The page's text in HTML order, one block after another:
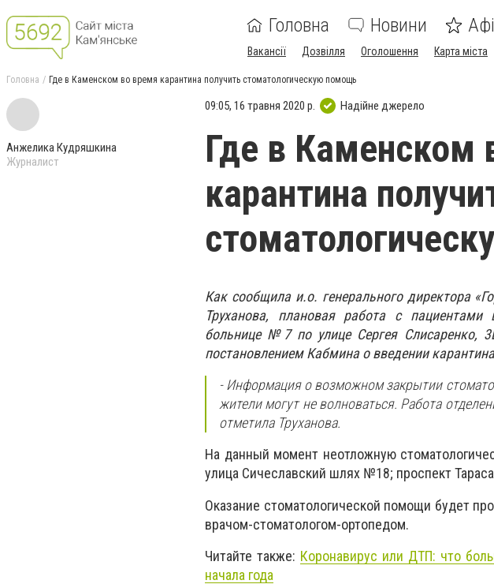
Головна Новини
Вакансії Дозвілля Оголошення Карта міста
Головна Где в Каменском во время карантина получить стоматологическую помощь
Анжелика Кудряшкина
Журналист
09:05, 16 травня 2020 р. Надійне джерело
Где в Каменском
карантина
Как сообщила и.о. генерального директора
Труханова, плановая работа с
больнице №7 по улице Сергея Слисаренко,
постановлением Кабмина о введении
- Информация о возможном закрытии
жители могут не волноваться. Работа
отметила Труханова.
На данный момент неотложную
улица Сичеславский шлях №18; проспект
Оказание стоматологической помощи будет
врачом-стоматологом-ортопедом.
Читайте также: Коронавирус или ДТП: что
начала года